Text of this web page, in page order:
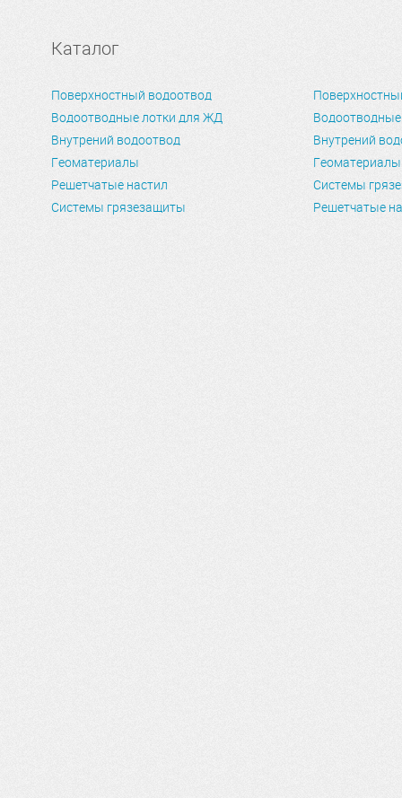
Каталог
Поверхностный водоотвод
Водоотводные лотки для ЖД
Внутрений водоотвод
Геоматериалы
Решетчатые настил
Системы грязезащиты
Внутрений
Геоматериалы
Системы
Решетчатые